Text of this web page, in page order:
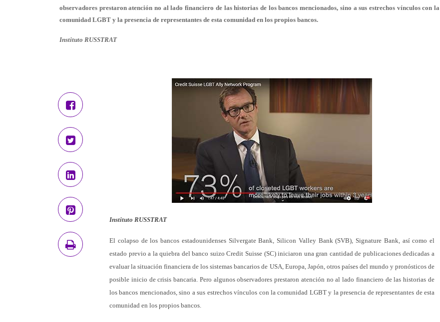
observadores prestaron atención no al lado financiero de las historias de los bancos mencionados, sino a sus estrechos vínculos con la
comunidad LGBT y la presencia de representantes de esta comunidad en los propios bancos.
Instituto RUSSTRAT
Instituto RUSSTRAT
El colapso de los bancos estadounidenses Silvergate Bank, Silicon Valley Bank (SVB), Signature Bank, así como el
estado previo a la quiebra del banco suizo Credit Suisse (SC) iniciaron una gran cantidad de publicaciones dedicadas a
evaluar la situación financiera de los sistemas bancarios de USA, Europa, Japón, otros países del mundo y pronósticos de
posible inicio de crisis bancaria. Pero algunos observadores prestaron atención no al lado financiero de las historias de
los bancos mencionados, sino a sus estrechos vínculos con la comunidad LGBT y la presencia de representantes de esta
comunidad en los propios bancos.